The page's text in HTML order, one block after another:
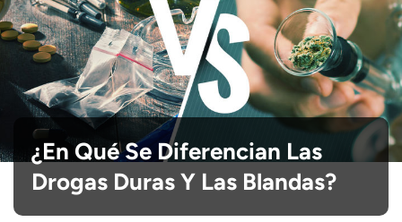
¿En Qué Se Diferencian Las
Drogas Duras Y Las Blandas?